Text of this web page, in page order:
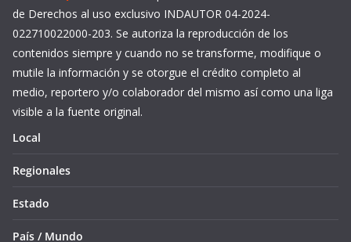
de Derechos al uso exclusivo INDAUTOR 04-2024-
022710022000-203. Se autoriza la reproducción de los
contenidos siempre y cuando no se transforme, modifique o
mutile la información y se otorgue el crédito completo al
medio, reportero y/o colaborador del mismo así como una liga
visible a la fuente original.
Local
Regionales
Estado
País / Mundo